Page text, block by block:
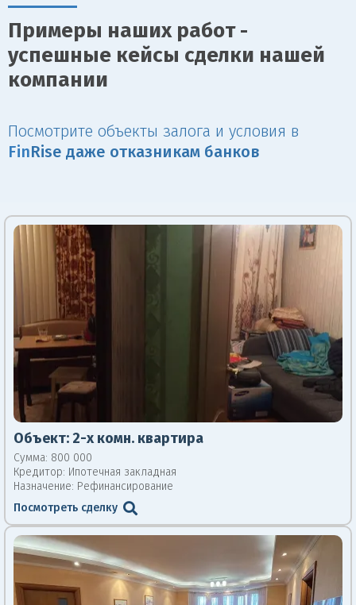
Примеры наших работ -
успешные кейсы сделки нашей
компании
Посмотрите объекты залога и условия в
Fin Rise даже отказникам банков
Объект: 2-х комн. квартира
Сумма: 800 000
Кредитор: Ипотечная закладная
Назначение: Рефинансирование
Посмотреть сделку